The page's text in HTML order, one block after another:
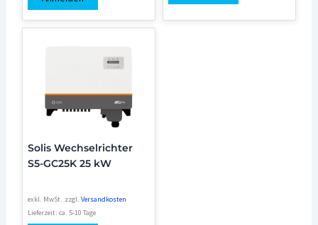
Solis Wechselrichter
S5-GC25K 25 kW
exkl. MwSt. zzgl.Versandkosten
Lieferzeit:ca. 5-10 Tage